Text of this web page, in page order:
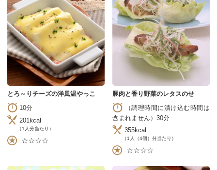
とろ～りチーズの洋風温やっこ
10分
201kcal
（1人分当たり）
☆☆☆☆
豚肉と香り野菜のレタスのせ
（調理時間に漬け込む時間は
含まれません）30分
355kcal
（1人（4個）分当たり）
☆☆☆☆